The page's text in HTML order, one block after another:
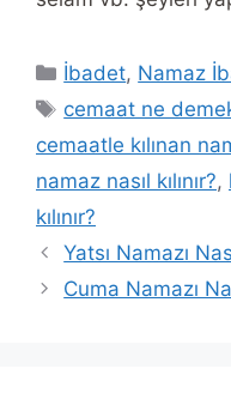
Categories
İbadet, Namaz
Tags
cemaat ne
cemaatle kılınan
namaz nasıl kılınır?,
kılınır?
Yatsı Namazı
Cuma Namazı